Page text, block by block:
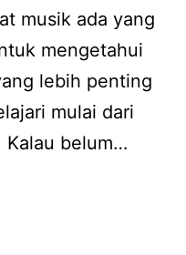
musik ada yang
mengetahui
lebih penting
mulai dari
Kalau belum…